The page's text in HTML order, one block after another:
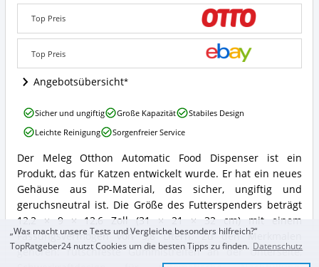
Futterspender
Angebote:
Wo
dieser
Futterautomat
für
erhältlich?
Top Preis
Top Preis
Angebotsübersicht
Meleg
Otthon
Automatischer
Futterspender
Zusammenfassung:
Was
bietet
dieser
Der Meleg Otthon Automatic Food Dispenser ist ein
Produkt, das für Katzen entwickelt wurde. Er hat ein neues
Gehäuse aus PP-Material, das sicher, ungiftig und
geruchsneutral ist. Die Größe des Futterspenders beträgt
12,2 × 9 × 12,6 Zoll (31 × 21 × 32 cm) mit einem
Fassungsvermögen von 3,8 Litern. Zu den Merkmalen
gehören: rutschfeste Gummistreifen an der Unterseite,
Meleg
Otthon
Automatischer
Vorteile:
Was
spricht
für
diesen
Futterautomat
für
Katzen?
Sicher und ungiftig Große Kapazität
Stabiles Design
Leichte Reinigung
Sorgenfreier Service
„Was macht unsere Tests und Vergleiche besonders hilfreich?“
TopRatgeber24 nutzt Cookies um die besten Tipps zu finden. Datenschutz